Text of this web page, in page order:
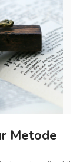
Metode